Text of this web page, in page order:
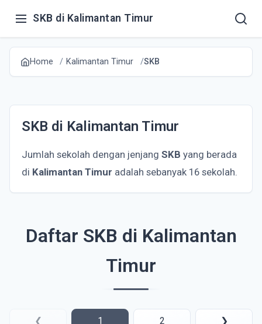
SKB di Kalimantan Timur
Home Kalimantan Timur SKB
SKB di Kalimantan Timur
Jumlah sekolah dengan jenjang SKB yang berada
di Kalimantan Timur adalah sebanyak 16 sekolah.
Daftar SKB di Kalimantan
Timur
❮ 1 2 ❯